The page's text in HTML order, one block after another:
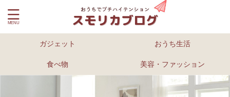
ガジェット おうち生活
食べ物 美容・ファッション